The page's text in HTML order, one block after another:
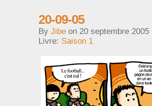
20-09-05
By Jibe on 20 septembre 2005
Livre: Saison 1